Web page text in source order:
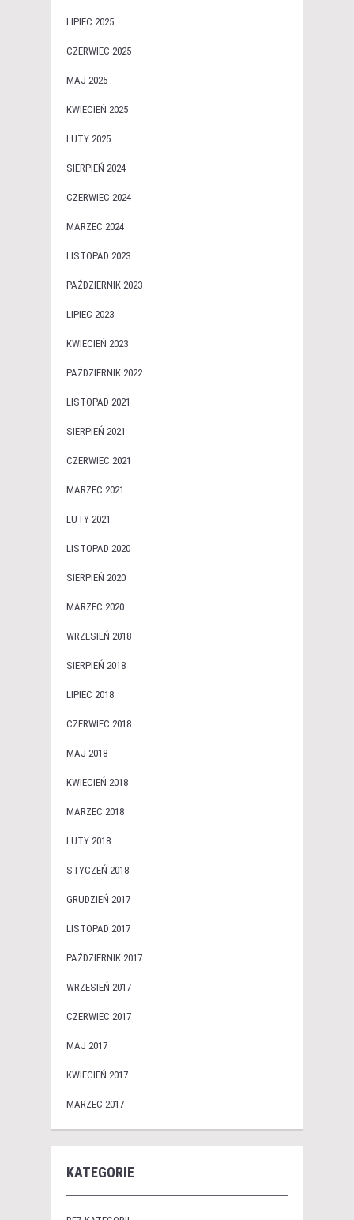
LIPIEC 2025
CZERWIEC 2025
MAJ 2025
KWIECIEŃ 2025
LUTY 2025
SIERPIEŃ 2024
CZERWIEC 2024
MARZEC 2024
LISTOPAD 2023
PAŹDZIERNIK 2023
LIPIEC 2023
KWIECIEŃ 2023
PAŹDZIERNIK 2022
LISTOPAD 2021
SIERPIEŃ 2021
CZERWIEC 2021
MARZEC 2021
LUTY 2021
LISTOPAD 2020
SIERPIEŃ 2020
MARZEC 2020
WRZESIEŃ 2018
SIERPIEŃ 2018
LIPIEC 2018
CZERWIEC 2018
MAJ 2018
KWIECIEŃ 2018
MARZEC 2018
LUTY 2018
STYCZEŃ 2018
GRUDZIEŃ 2017
LISTOPAD 2017
PAŹDZIERNIK 2017
WRZESIEŃ 2017
CZERWIEC 2017
MAJ 2017
KWIECIEŃ 2017
MARZEC 2017
KATEGORIE